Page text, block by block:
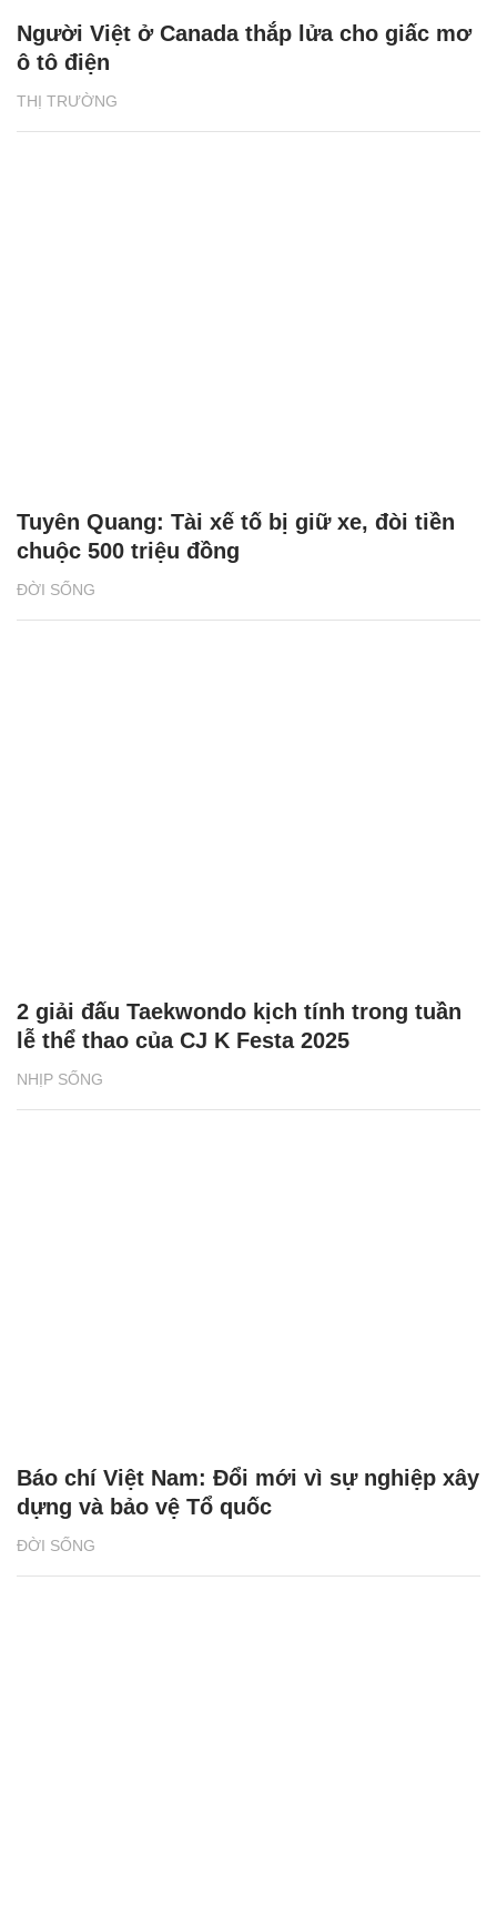
THỊ TRƯỜNG
Người Việt ở Canada thắp lửa cho giấc mơ
ô tô điện
ĐỜI SỐNG
Tuyên Quang: Tài xế tố bị giữ xe, đòi tiền
chuộc 500 triệu đồng
NHỊP SỐNG
2 giải đấu Taekwondo kịch tính trong tuần
lễ thể thao của CJ K Festa 2025
ĐỜI SỐNG
Báo chí Việt Nam: Đổi mới vì sự nghiệp xây
dựng và bảo vệ Tổ quốc